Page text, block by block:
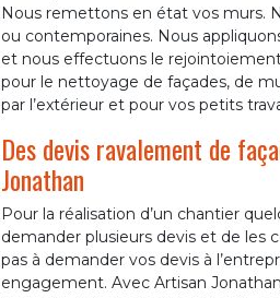
Nous remettons en état vos murs.
ou contemporaines. Nous
et nous effectuons le
pour le nettoyage de façades, de
par l’extérieur et pour vos petits
Des devis ravalement de
Jonathan
Pour la réalisation d’un chantier
demander plusieurs devis et de les
pas à demander vos devis à
engagement. Avec Artisan